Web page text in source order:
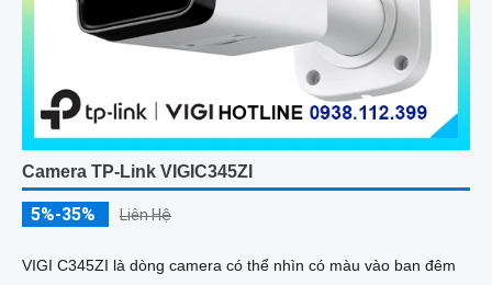
Camera TP-Link VIGIC345ZI
5%-35% Liên Hệ
VIGI C345ZI là dòng camera có thể nhìn có màu vào ban đêm